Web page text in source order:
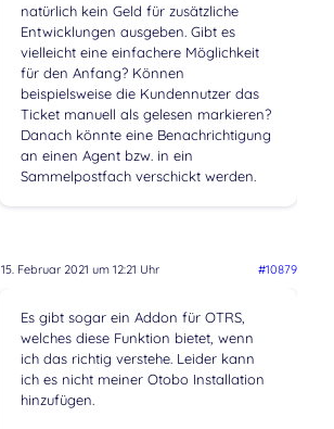
natürlich kein Geld für zusätzliche
Entwicklungen ausgeben. Gibt es
vielleicht eine einfachere Möglichkeit
für den Anfang? Können
beispielsweise die Kundennutzer das
Ticket manuell als gelesen markieren?
Danach könnte eine Benachrichtigung
an einen Agent bzw. in ein
Sammelpostfach verschickt werden.
15. Februar 2021 um 12:21 Uhr #10879
Es gibt sogar ein Addon für OTRS,
welches diese Funktion bietet, wenn
ich das richtig verstehe. Leider kann
ich es nicht meiner Otobo Installation
hinzufügen.